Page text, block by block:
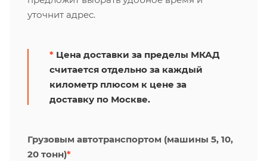
уточнит адрес.
* Цена доставки за пределы МКАД
считается отдельно за каждый
километр плюсом к цене за
доставку по Москве.
Грузовым автотранспортом (машины 5, 10,
20 тонн)*